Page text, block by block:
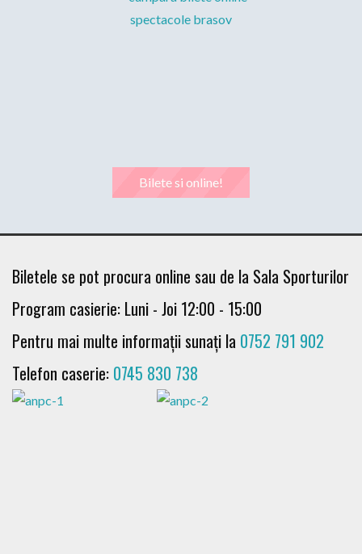
Bilete si online!
Ma 15 sep 19:00
Biletele se pot procura online sau de la Sala Sporturilor
Program casierie: Luni - Joi 12:00 - 15:00
Pentru mai multe informații sunați la 0752 791 902
Telefon caserie: 0745 830 738